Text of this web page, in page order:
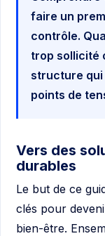
faire un
contrôle.
trop sollicité
structure
points de
Vers des
durables
Le but de ce
clés pour
bien-être.